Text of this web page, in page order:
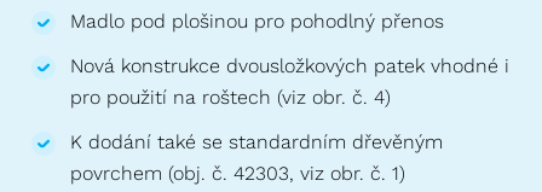
Madlo pod plošinou pro pohodlný přenos
Nová konstrukce dvousložkových patek vhodné i
pro použití na roštech (viz obr. č. 4)
K dodání také se standardním dřevěným
povrchem (obj. č. 42303, viz obr. č. 1)